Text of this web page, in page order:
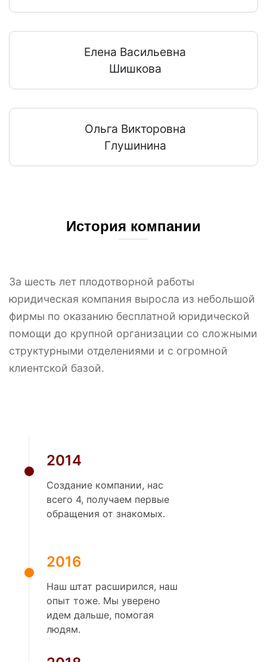
Елена Васильевна
Шишкова
Ольга Викторовна
Глушинина
История компании
За шесть лет плодотворной работы
юридическая компания выросла из небольшой
фирмы по оказанию бесплатной юридической
помощи до крупной организации со сложными
структурными отделениями и с огромной
клиентской базой.
2014
Создание компании, нас
всего 4, получаем первые
обращения от знакомых.
2016
Наш штат расширился, наш
опыт тоже. Мы уверено
идем дальше, помогая
людям.